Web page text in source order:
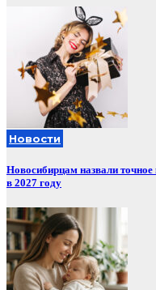
Новости
Новосибирцам назвали
в 2027 году